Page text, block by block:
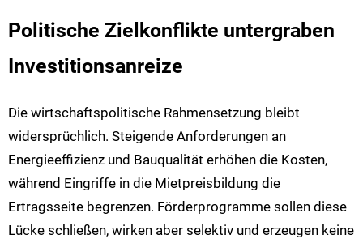
Politische Zielkonflikte untergraben
Investitionsanreize
Die wirtschaftspolitische Rahmensetzung bleibt
widersprüchlich. Steigende Anforderungen an
Energieeffizienz und Bauqualität erhöhen die Kosten,
während Eingriffe in die Mietpreisbildung die
Ertragsseite begrenzen. Förderprogramme sollen diese
Lücke schließen, wirken aber selektiv und erzeugen keine